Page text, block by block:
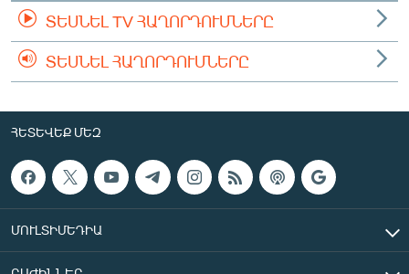
ՏԵՍՆԵԼ TV ՀԱՂՈՐԴՈՒՄՆԵՐԸ
ՏԵՍՆԵԼ ՀԱՂՈՐԴՈՒՄՆԵՐԸ
ՀԵՏԵՎԵՔ ՄԵԶ
ՄՈՒԼՏԻՄԵԴԻԱ